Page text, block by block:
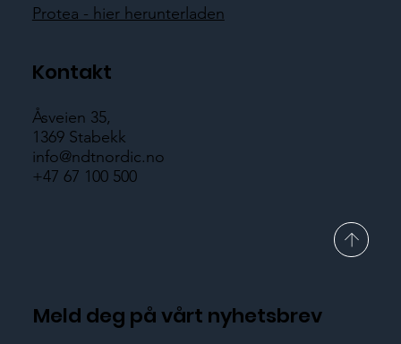
Protea - hier herunterladen
Kontakt
Åsveien 35,
1369 Stabekk
info@ndtnordic.no
+47 67 100 500
Meld deg på vårt nyhetsbrev